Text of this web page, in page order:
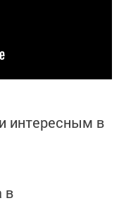
интересным в
в